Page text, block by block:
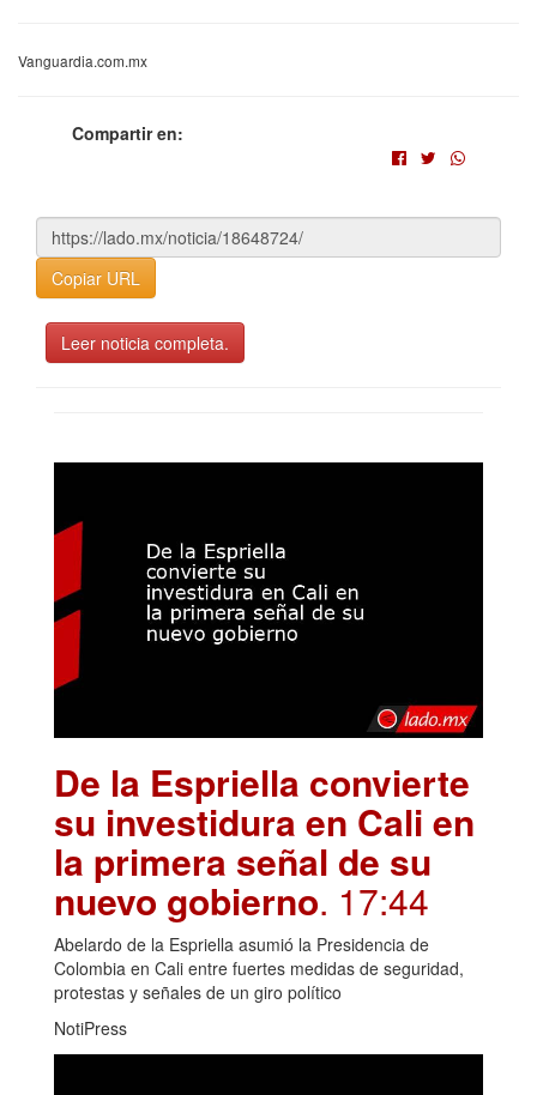
Vanguardia.com.mx
Compartir en:
Copiar URL
Leer noticia completa.
De la Espriella convierte
su investidura en Cali en
la primera señal de su
nuevo gobierno. 17:44
Abelardo de la Espriella asumió la Presidencia de
Colombia en Cali entre fuertes medidas de seguridad,
protestas y señales de un giro político
NotiPress